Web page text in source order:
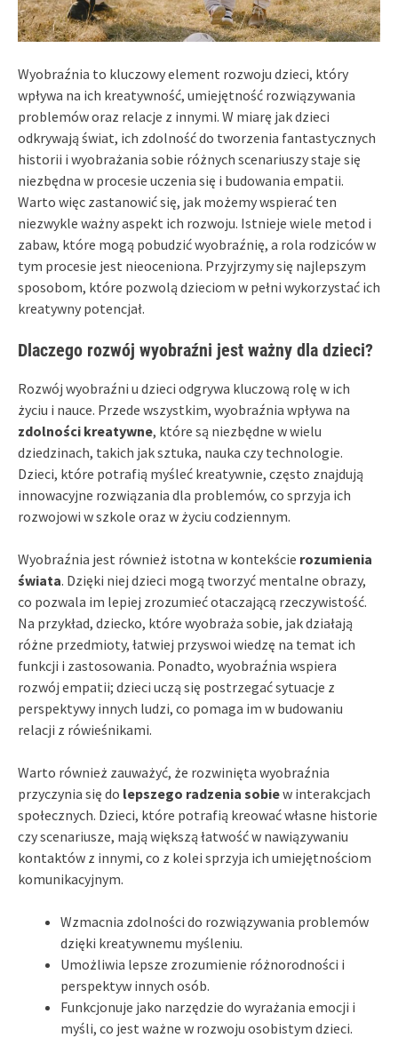
Wyobraźnia to kluczowy element rozwoju dzieci, który
wpływa na ich kreatywność, umiejętność rozwiązywania
problemów oraz relacje z innymi. W miarę jak dzieci
odkrywają świat, ich zdolność do tworzenia fantastycznych
historii i wyobrażania sobie różnych scenariuszy staje się
niezbędna w procesie uczenia się i budowania empatii.
Warto więc zastanowić się, jak możemy wspierać ten
niezwykle ważny aspekt ich rozwoju. Istnieje wiele metod i
zabaw, które mogą pobudzić wyobraźnię, a rola rodziców w
tym procesie jest nieoceniona. Przyjrzymy się najlepszym
sposobom, które pozwolą dzieciom w pełni wykorzystać ich
kreatywny potencjał.
Dlaczego rozwój wyobraźni jest ważny dla dzieci?
Rozwój wyobraźni u dzieci odgrywa kluczową rolę w ich
życiu i nauce. Przede wszystkim, wyobraźnia wpływa na
zdolności kreatywne, które są niezbędne w wielu
dziedzinach, takich jak sztuka, nauka czy technologie.
Dzieci, które potrafią myśleć kreatywnie, często znajdują
innowacyjne rozwiązania dla problemów, co sprzyja ich
rozwojowi w szkole oraz w życiu codziennym.
Wyobraźnia jest również istotna w kontekście rozumienia
świata. Dzięki niej dzieci mogą tworzyć mentalne obrazy,
co pozwala im lepiej zrozumieć otaczającą rzeczywistość.
Na przykład, dziecko, które wyobraża sobie, jak działają
różne przedmioty, łatwiej przyswoi wiedzę na temat ich
funkcji i zastosowania. Ponadto, wyobraźnia wspiera
rozwój empatii; dzieci uczą się postrzegać sytuacje z
perspektywy innych ludzi, co pomaga im w budowaniu
relacji z rówieśnikami.
Warto również zauważyć, że rozwinięta wyobraźnia
przyczynia się do lepszego radzenia sobiew interakcjach
społecznych. Dzieci, które potrafią kreować własne historie
czy scenariusze, mają większą łatwość w nawiązywaniu
kontaktów z innymi, co z kolei sprzyja ich umiejętnościom
komunikacyjnym.
Wzmacnia zdolności do rozwiązywania problemów
dzięki kreatywnemu myśleniu.
Umożliwia lepsze zrozumienie różnorodności i
perspektyw innych osób.
Funkcjonuje jako narzędzie do wyrażania emocji i
myśli, co jest ważne w rozwoju osobistym dzieci.